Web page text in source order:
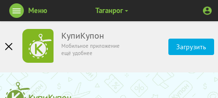
КупиКупон
Мобильное приложение
ещё удобнее
Загрузить
Меню Таганрог